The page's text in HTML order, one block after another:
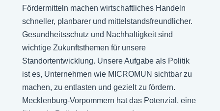
Fördermitteln machen wirtschaftliches Handeln
schneller, planbarer und mittelstandsfreundlicher.
Gesundheitsschutz und Nachhaltigkeit sind
wichtige Zukunftsthemen für unsere
Standortentwicklung. Unsere Aufgabe als Politik
ist es, Unternehmen wie MICROMUN sichtbar zu
machen, zu entlasten und gezielt zu fördern.
Mecklenburg-Vorpommern hat das Potenzial, eine